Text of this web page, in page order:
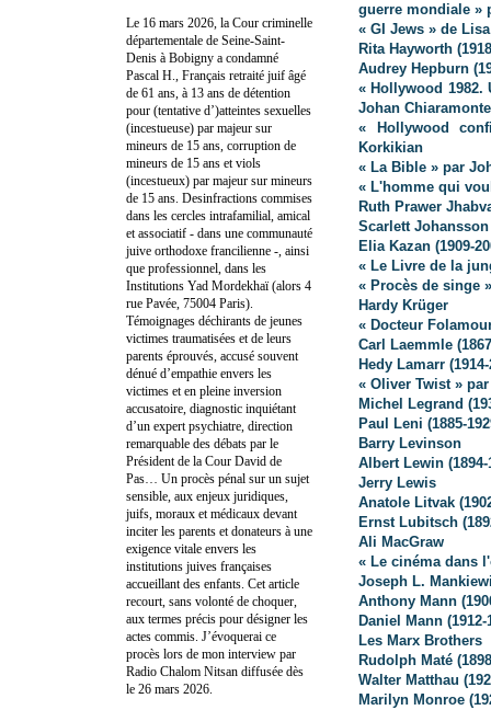
guerre mondiale »
« GI Jews » de
Rita Hayworth
Audrey Hepburn
« Hollywood 1982.
Johan Chiaramonte
« Hollywood
Korkikian
« La Bible » par
« L'homme qui
Ruth Prawer
Scarlett Johansson
Elia Kazan (1909-
« Le Livre de la
« Procès de singe
Hardy Krüger
« Docteur
Carl Laemmle
Hedy Lamarr
« Oliver Twist »
Michel Legrand
Paul Leni (1885-
Barry Levinson
Albert Lewin (1894-
Jerry Lewis
Anatole Litvak
Ernst Lubitsch
Ali MacGraw
« Le cinéma dans
Joseph L.
Anthony Mann
Daniel Mann (1912-
Les Marx Brothers
Rudolph Maté
Walter Matthau
Marilyn Monroe
Le 16 mars 2026, la Cour criminelle
départementale de Seine-Saint-
Denis à Bobigny a condamné
Pascal H., Français retraité juif âgé
de 61 ans, à 13 ans de détention
pour (tentative d’)atteintes sexuelles
(incestueuse) par majeur sur
mineurs de 15 ans, corruption de
mineurs de 15 ans et viols
(incestueux) par majeur sur mineurs
de 15 ans. Desinfractions commises
dans les cercles intrafamilial, amical
et associatif - dans une communauté
juive orthodoxe francilienne -, ainsi
que professionnel, dans les
Institutions Yad Mordekhaï (alors 4
rue Pavée, 75004 Paris).
Témoignages déchirants de jeunes
victimes traumatisées et de leurs
parents éprouvés, accusé souvent
dénué d’empathie envers les
victimes et en pleine inversion
accusatoire, diagnostic inquiétant
d’un expert psychiatre, direction
remarquable des débats par le
Président de la Cour David de
Pas… Un procès pénal sur un sujet
sensible, aux enjeux juridiques,
juifs, moraux et médicaux devant
inciter les parents et donateurs à une
exigence vitale envers les
institutions juives françaises
accueillant des enfants. Cet article
recourt, sans volonté de choquer,
aux termes précis pour désigner les
actes commis. J’évoquerai ce
procès lors de mon interview par
Radio Chalom Nitsan diffusée dès
le 26 mars 2026.